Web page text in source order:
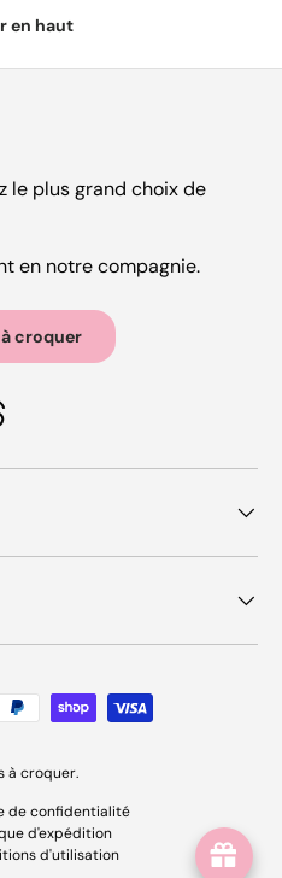
en haut
le plus grand choix de
en notre compagnie.
à croquer
à croquer.
de confidentialité
d'expédition
d'utilisation